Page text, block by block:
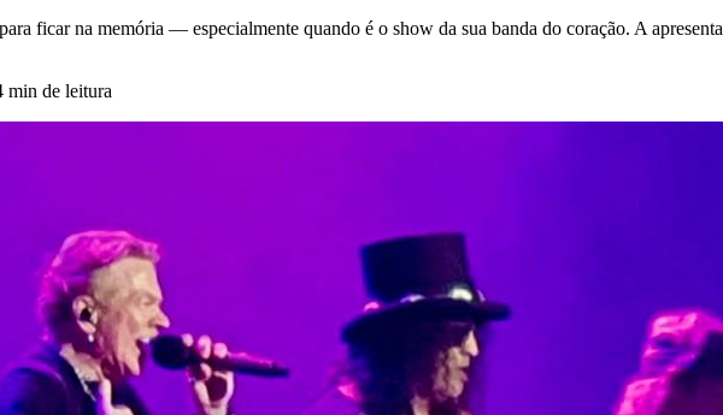
ficar na memória — especialmente quando é o show da sua banda do coração. A
min de leitura